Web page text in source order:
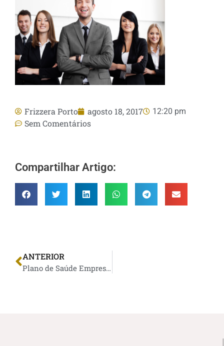
Frizzera Porto agosto 18, 2017 12:20 pm
Sem Comentários
Compartilhar Artigo:
ANTERIOR
Plano de Saúde Empresarial